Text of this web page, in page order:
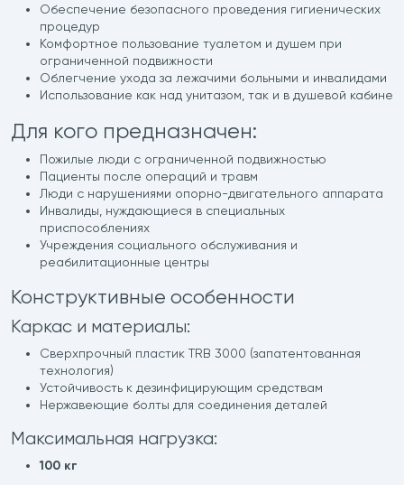
Обеспечение безопасного проведения гигиенических
процедур
Комфортное пользование туалетом и душем при
ограниченной подвижности
Облегчение ухода за лежачими больными и инвалидами
Использование как над унитазом, так и в душевой кабине
Для кого предназначен:
Пожилые люди с ограниченной подвижностью
Пациенты после операций и травм
Люди с нарушениями опорно-двигательного аппарата
Инвалиды, нуждающиеся в специальных
приспособлениях
Учреждения социального обслуживания и
реабилитационные центры
Конструктивные особенности
Каркас и материалы:
Сверхпрочный пластик TRB 3000 (запатентованная
технология)
Устойчивость к дезинфицирующим средствам
Нержавеющие болты для соединения деталей
Максимальная нагрузка:
100 кг